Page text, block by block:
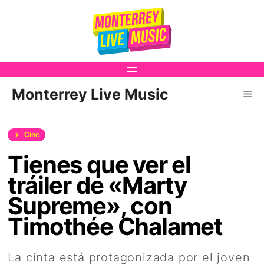
Monterrey Live Music
Cine
Tienes que ver el
tráiler de «Marty
Supreme», con
Timothée Chalamet
La cinta está protagonizada por el joven